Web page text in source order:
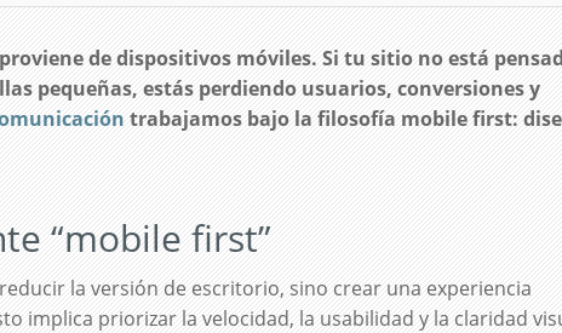
de dispositivos móviles. Si tu sitio no está
pequeñas, estás perdiendo usuarios, conversiones y
trabajamos bajo la filosofía mobile first:
“mobile first”
la versión de escritorio, sino crear una experiencia
implica priorizar la velocidad, la usabilidad y la claridad